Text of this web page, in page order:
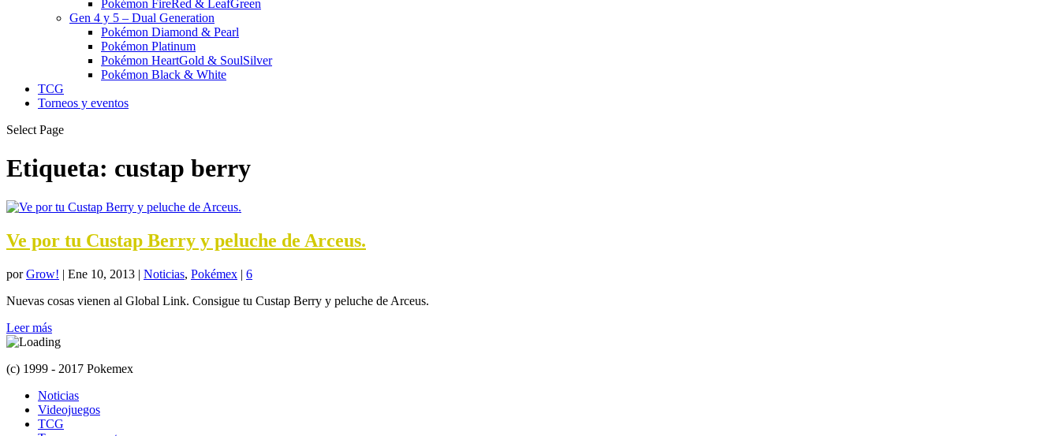
Pokémon FireRed & LeafGreen
Gen 4 y 5 – Dual Generation
Pokémon Diamond & Pearl
Pokémon Platinum
Pokémon HeartGold & SoulSilver
Pokémon Black & White
TCG
Torneos y eventos
Select Page
Etiqueta: custap berry
Ve por tu Custap Berry y peluche de Arceus.
porGrow! | Ene 10, 2013 | Noticias, Pokémex | 6
Nuevas cosas vienen al Global Link. Consigue tu Custap Berry y peluche de Arceus.
Leer más
(c) 1999 - 2017 Pokemex
Noticias
Videojuegos
TCG